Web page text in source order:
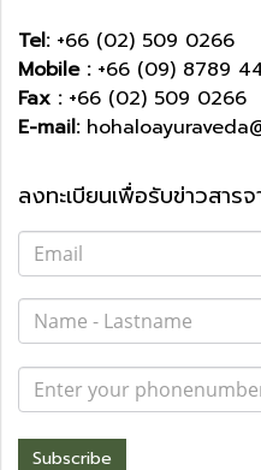
Tel:+66 (02) 509 0266
Mobile :+66 (09) 8789
Fax :+66 (02) 509 0266
E-mail:
ลงทะเบียนเพื่อรับข่าวสารจ
Subscribe